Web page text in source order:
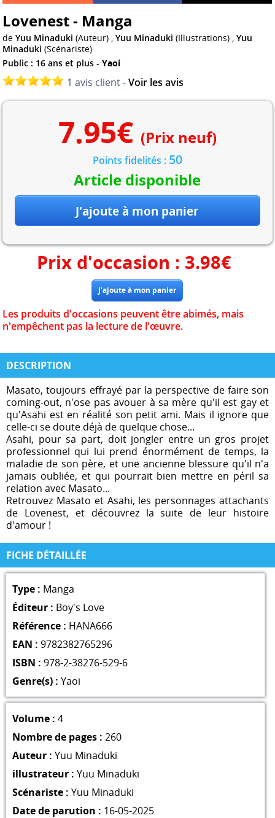
Lovenest - Manga
deYuu Minaduki (Auteur) ,Yuu Minaduki (Illustrations) ,Yuu
Minaduki (Scénariste)
Public : 16 ans et plus -Yaoi
1 avis client -Voir les avis
7.95€ (Prix neuf)
Points fidelités : 50
Article disponible
Prix d'occasion : 3.98€
Les produits d'occasions peuvent être abimés, mais
n'empêchent pas la lecture de l'œuvre.
DESCRIPTION
Masato, toujours effrayé par la perspective de faire son
coming-out, n'ose pas avouer à sa mère qu'il est gay et
qu'Asahi est en réalité son petit ami. Mais il ignore que
celle-ci se doute déjà de quelque chose...
Asahi, pour sa part, doit jongler entre un gros projet
professionnel qui lui prend énormément de temps, la
maladie de son père, et une ancienne blessure qu'il n'a
jamais oubliée, et qui pourrait bien mettre en péril sa
relation avec Masato...
Retrouvez Masato et Asahi, les personnages attachants
de Lovenest, et découvrez la suite de leur histoire
d'amour !
FICHE DÉTAILLÉE
Type : Manga
Éditeur : Boy's Love
Référence : HANA666
EAN : 9782382765296
ISBN : 978-2-38276-529-6
Genre(s) : Yaoi
Volume : 4
Nombre de pages : 260
Auteur : Yuu Minaduki
illustrateur : Yuu Minaduki
Scénariste : Yuu Minaduki
Date de parution : 16-05-2025